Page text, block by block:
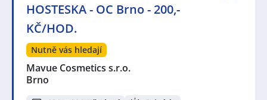
HOSTESKA - OC Brno - 200,-
KČ/HOD.
Nutně vás hledají
Mavue Cosmetics s.r.o.
Brno